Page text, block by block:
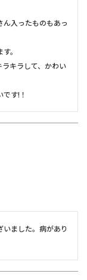
ん入ったものもあっ
。
キラして、かわい
す!！
ました。病があり